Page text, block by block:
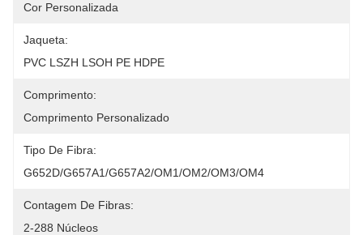
Cor Personalizada
Jaqueta:
PVC LSZH LSOH PE HDPE
Comprimento:
Comprimento Personalizado
Tipo De Fibra:
G652D/G657A1/G657A2/OM1/OM2/OM3/OM4
Contagem De Fibras:
2-288 Núcleos